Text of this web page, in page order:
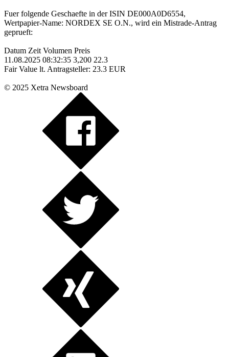
Fuer folgende Geschaefte in der ISIN DE000A0D6554,
Wertpapier-Name: NORDEX SE O.N., wird ein Mistrade-Antrag
geprueft:
Datum Zeit Volumen Preis
11.08.2025 08:32:35 3,200 22.3
Fair Value lt. Antragsteller: 23.3 EUR
© 2025 Xetra Newsboard